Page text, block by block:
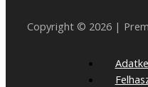
Copyright © 2026 |